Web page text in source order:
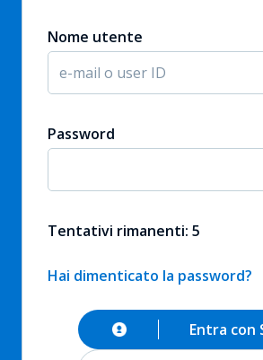
Nome utente
Password
Tentativi rimanenti: 5
Hai dimenticato la password?
Entra con